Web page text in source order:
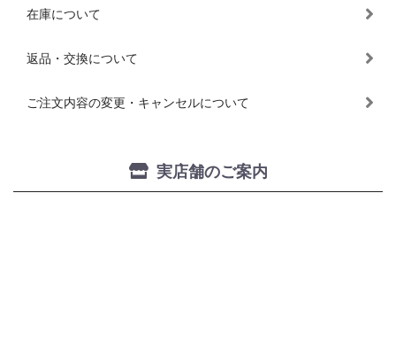
在庫について
返品・交換について
ご注文内容の変更・キャンセルについて
実店舗のご案内